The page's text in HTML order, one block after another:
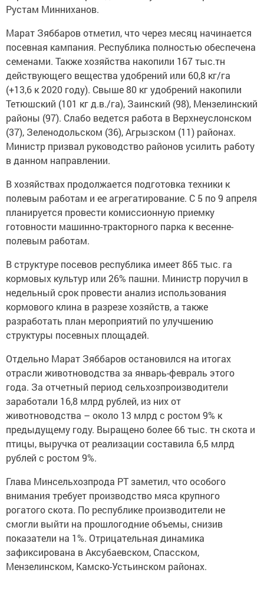
Рустам Минниханов.
Марат Зяббаров отметил, что через месяц начинается
посевная кампания. Республика полностью обеспечена
семенами. Также хозяйства накопили 167 тыс.тн
действующего вещества удобрений или 60,8 кг/га
(+13,6 к 2020 году). Свыше 80 кг удобрений накопили
Тетюшский (101 кг д.в./га), Заинский (98), Мензелинский
районы (97). Слабо ведется работа в Верхнеуслонском
(37), Зеленодольском (36), Агрызском (11) районах.
Министр призвал руководство районов усилить работу
в данном направлении.
В хозяйствах продолжается подготовка техники к
полевым работам и ее агрегатирование. С 5 по 9 апреля
планируется провести комиссионную приемку
готовности машинно-тракторного парка к весенне-
полевым работам.
В структуре посевов республика имеет 865 тыс. га
кормовых культур или 26% пашни. Министр поручил в
недельный срок провести анализ использования
кормового клина в разрезе хозяйств, а также
разработать план мероприятий по улучшению
структуры посевных площадей.
Отдельно Марат Зяббаров остановился на итогах
отрасли животноводства за январь-февраль этого
года. За отчетный период сельхозпроизводители
заработали 16,8 млрд рублей, из них от
животноводства – около 13 млрд с ростом 9% к
предыдущему году. Выращено более 66 тыс. тн скота и
птицы, выручка от реализации составила 6,5 млрд
рублей с ростом 9%.
Глава Минсельхозпрода РТ заметил, что особого
внимания требует производство мяса крупного
рогатого скота. По республике производители не
смогли выйти на прошлогодние объемы, снизив
показатели на 1%. Отрицательная динамика
зафиксирована в Аксубаевском, Спасском,
Мензелинском, Камско-Устьинском районах.